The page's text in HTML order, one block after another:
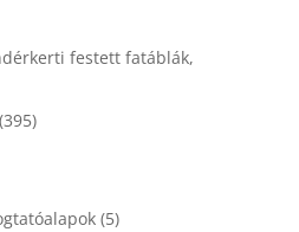
festett fatáblák,
395395
55